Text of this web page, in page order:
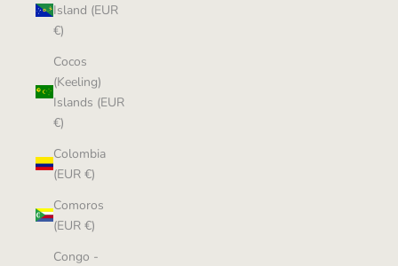
Island (EUR
€)
Cocos
(Keeling)
Islands (EUR
€)
Colombia
(EUR €)
Comoros
(EUR €)
Congo -